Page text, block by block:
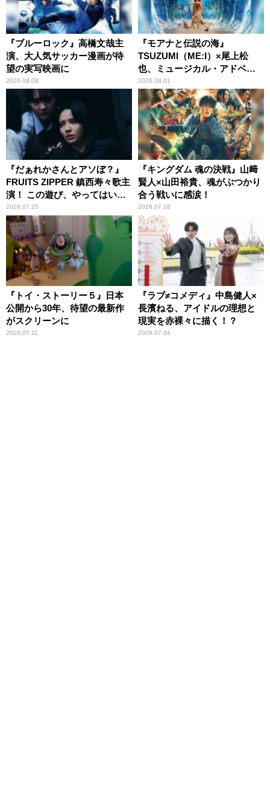
『ブルーロック』高橋文哉主
演、大人気サッカー漫画が待
望の実写映画に
2026.08.08
『モアナと伝説の海』
TSUZUMI（ME:I）×尾上松
也、ミュージカル・アドベン
チャーで美声を響かせる
2026.08.01
『だぁれかさんとアソぼ？』
FRUITS ZIPPER 鎮西寿々歌主
演！ この遊び、やってはいけ
ません。
2026.07.25
『キングダム 魂の決戦』山﨑
賢人×山田裕貴、魂がぶつかり
合う戦いに感涙！
2026.07.18
『トイ・ストーリー５』日本
公開から30年、待望の最新作
がスクリーンに
2026.07.11
『ラブ≠コメディ』中島健人×
長濱ねる、アイドルの理想と
現実を赤裸々に描く！？
2026.07.04